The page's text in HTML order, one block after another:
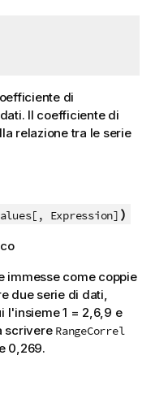
di
Il coefficiente di
relazione tra le serie
Expression] )
immesse come coppie
due serie di dati,
l'insieme 1 = 2,6,9 e
scrivere RangeCorrel
0,269.